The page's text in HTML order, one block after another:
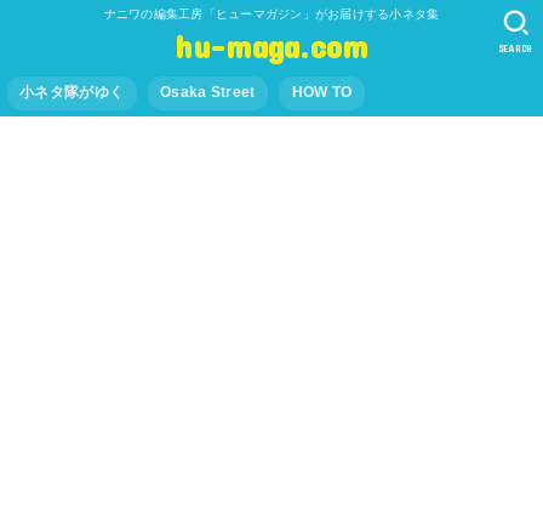
ナニワの編集工房「ヒューマガジン」がお届けする小ネタ集
hu-maga.com
小ネタ隊がゆく Osaka Street HOW TO
SEARCH